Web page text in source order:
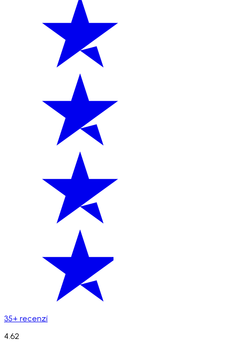
35+ recenzí
4.62